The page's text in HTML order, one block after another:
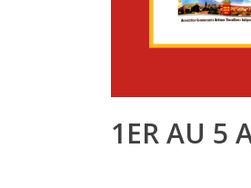
1ER AU 5